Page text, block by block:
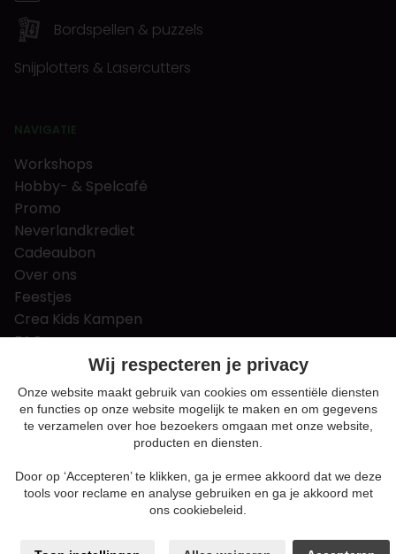
Bordspellen & puzzels
Snijplotters & Lasercutters
NAVIGATIE
Workshops
Hobby- & Spelcafé
Promo
Neverlandkrediet
Cadeaubon
Over ons
Feestjes
Crea Kids Kampen
FAQ
Tips & tricks
Contact
Nieuws & Vacatures
Algemene voorwaarden
Privacy en cookie policy
Sitemap
Wij respecteren je privacy
Onze website maakt gebruik van cookies om essentiële diensten
en functies op onze website mogelijk te maken en om gegevens
te verzamelen over hoe bezoekers omgaan met onze website,
producten en diensten.
Door op ‘Accepteren’ te klikken, ga je ermee akkoord dat we deze
tools voor reclame en analyse gebruiken en ga je akkoord met
ons cookiebeleid.